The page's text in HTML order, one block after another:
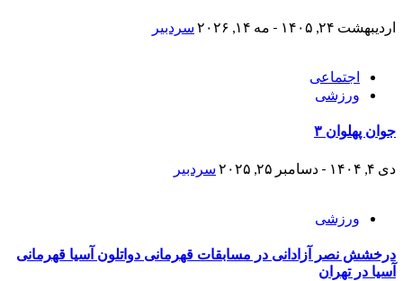
اردیبهشت ۲۴, ۱۴۰۵ - مه ۱۴, ۲۰۲۶ سردبیر
اجتماعی
ورزشی
جوان پهلوان ۳
دی ۴, ۱۴۰۴ - دسامبر ۲۵, ۲۰۲۵ سردبیر
ورزشی
درخشش نصر آزادانی در مسابقات قهرمانی دواتلون آسیا قهرمانی
آسیا در تهران